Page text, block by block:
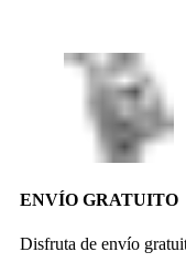
ENVÍO GRATUITO
Disfruta de envío